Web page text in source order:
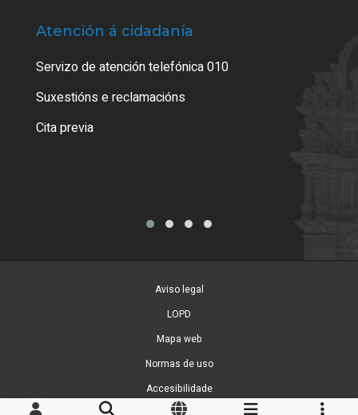
Atención á cidadanía
Servizo de atención telefónica 010
Suxestións e reclamacións
Cita previa
Aviso legal
LOPD
Mapa web
Normas de uso
Accesibilidade